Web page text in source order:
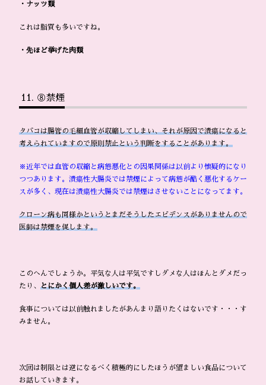
・ナッツ類
これは脂質も多いですね。
・先ほど挙げた肉類
⑧禁煙
タバコは腸管の毛細血管が収縮してしまい、それが原因で潰瘍になると
考えられていますので原則禁止という判断をすることがあります。
※近年では血管の収縮と病態悪化との因果関係は以前より懐疑的になり
つつあります。潰瘍性大腸炎では禁煙によって病態が酷く悪化するケー
スが多く、現在は潰瘍性大腸炎では禁煙はさせないことになってます。
クローン病も同様かというとまだそうしたエビデンスがありませんので
医師は禁煙を促します。
このへんでしょうか。平気な人は平気ですしダメな人はほんとダメだっ
たり、 とにかく個人差が激しいです。
食事については以前触れましたがあんまり語りたくはないです・・・す
みません。
次回は制限とは逆になるべく積極的にしたほうが望ましい食品について
お話していきます。